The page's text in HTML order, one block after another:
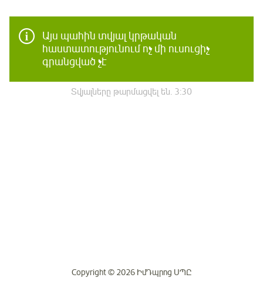
Այս պահին տվյալ կրթական
հաստատությունում ոչ մի ուսուցիչ
գրանցված չէ
Տվյալները թարմացվել են. 3:30
Copyright © 2026 ԻմԴպրոց ՍՊԸ